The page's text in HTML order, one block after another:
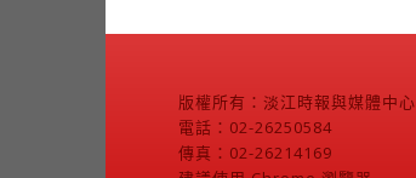
版權所有：淡江時報與媒體中心
電話：02-26250584
傳真：02-26214169